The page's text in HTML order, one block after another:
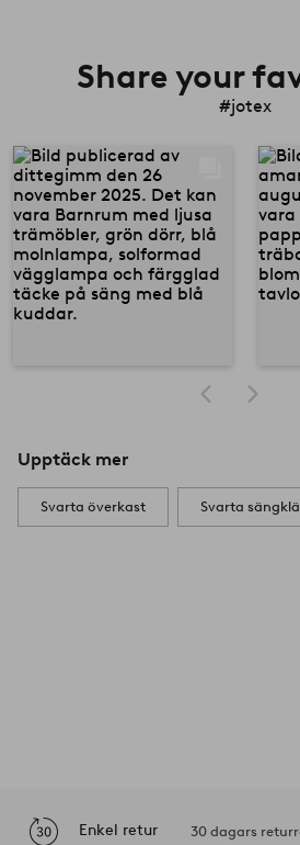
Share your
#jotex
Upptäck mer
Svarta överkast Svarta
Enkel retur 30 dagars